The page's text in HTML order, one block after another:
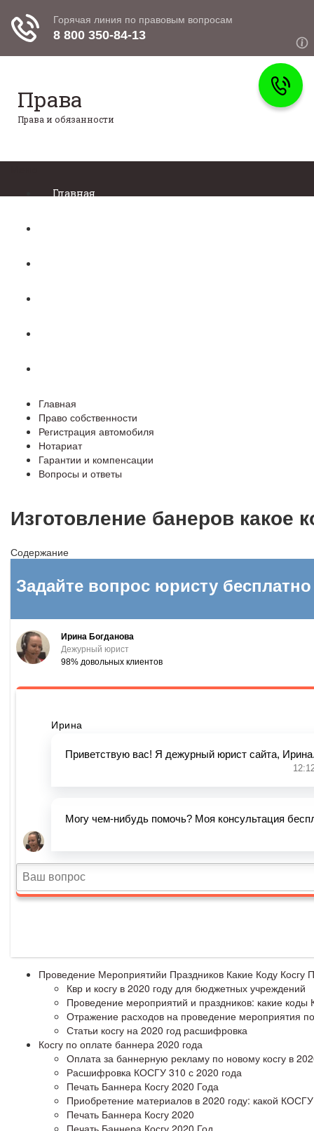
Права
Права и обязанности
Главная
Главная
Право собственности
Регистрация автомобиля
Нотариат
Гарантии и компенсации
Вопросы и ответы
Изготовление банеров какое
Содержание
Проведение Мероприятийи Праздников Какие Коду Косгу
Квр и косгу в 2020 году для бюджетных учреждений
Проведение мероприятий и праздников: какие
Отражение расходов на проведение мероприятия
Статьи косгу на 2020 год расшифровка
Косгу по оплате баннера 2020 года
Оплата за баннерную рекламу по новому косгу в
Расшифровка КОСГУ 310 с 2020 года
Печать Баннера Косгу 2020 Года
Приобретение материалов в 2020 году: какой
Печать Баннера Косгу 2020
Печать Баннера Косгу 2020 Год